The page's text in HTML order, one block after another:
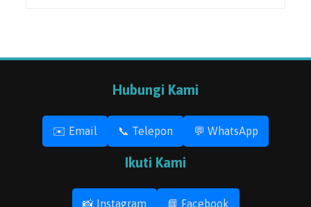
Hubungi Kami
✉️ Email 📞 Telepon 💬 WhatsApp
Ikuti Kami
📸 Instagram 📘 Facebook